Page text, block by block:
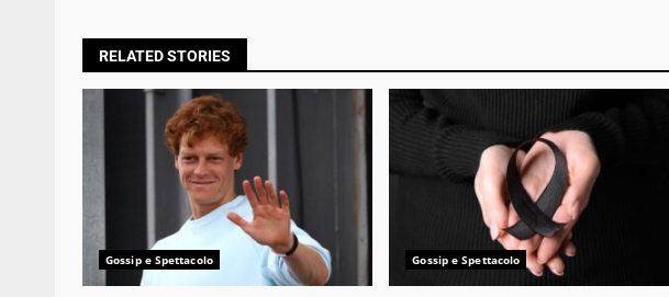
RELATED STORIES
Gossip e Spettacolo Gossip e Spettacolo